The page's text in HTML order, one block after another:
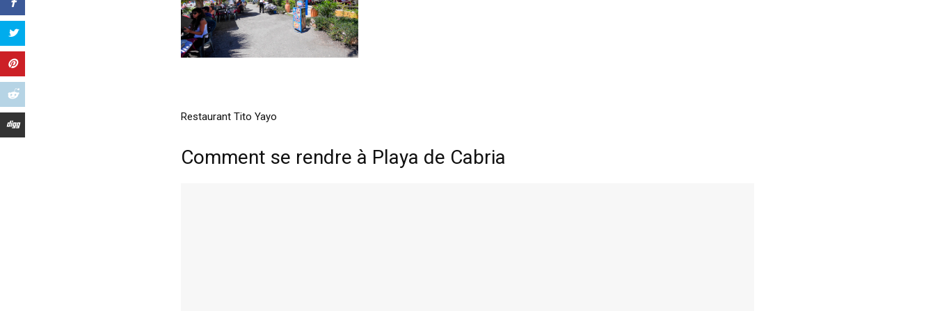
Restaurant Tito Yayo
Comment se rendre à Playa de Cabria